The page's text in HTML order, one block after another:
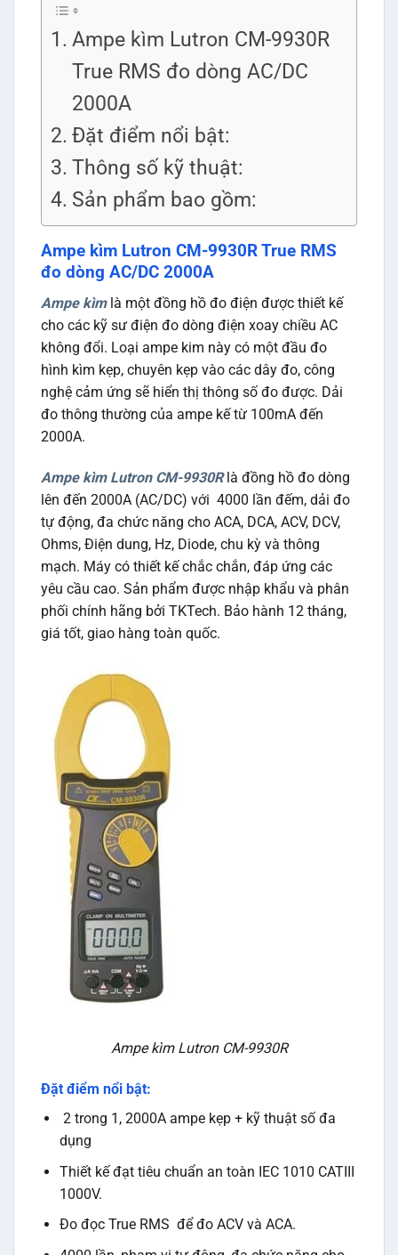
Ampe kìm Lutron CM-9930R
True RMS đo dòng AC/DC
2000A
Đặt điểm nổi bật:
Thông số kỹ thuật:
Sản phẩm bao gồm:
Ampe kìm Lutron CM-9930R True RMS
đo dòng AC/DC 2000A
Ampe kìmlà một đồng hồ đo điện được thiết kế
cho các kỹ sư điện đo dòng điện xoay chiều AC
không đổi. Loại ampe kim này có một đầu đo
hình kìm kẹp, chuyên kẹp vào các dây đo, công
nghệ cảm ứng sẽ hiển thị thông số đo được. Dải
đo thông thường của ampe kế từ 100mA đến
2000A.
Ampe kìm Lutron CM-9930R là đồng hồ đo dòng
lên đến 2000A (AC/DC) với 4000 lần đếm, dải đo
tự động, đa chức năng cho ACA, DCA, ACV, DCV,
Ohms, Điện dung, Hz, Diode, chu kỳ và thông
mạch. Máy có thiết kế chắc chắn, đáp ứng các
yêu cầu cao. Sản phẩm được nhập khẩu và phân
phối chính hãng bởi TKTech. Bảo hành 12 tháng,
giá tốt, giao hàng toàn quốc.
Ampe kìm Lutron CM-9930R
Đặt điểm nổi bật:
2 trong 1, 2000A ampe kẹp + kỹ thuật số đa
dụng
Thiết kế đạt tiêu chuẩn an toàn IEC 1010 CATIII
1000V.
Đo đọc True RMS để đo ACV và ACA.